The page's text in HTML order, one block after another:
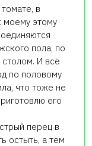
в
моему этому
пола, по
столом. И всё
по половому
что тоже не
его
перец в
остыть, а тем